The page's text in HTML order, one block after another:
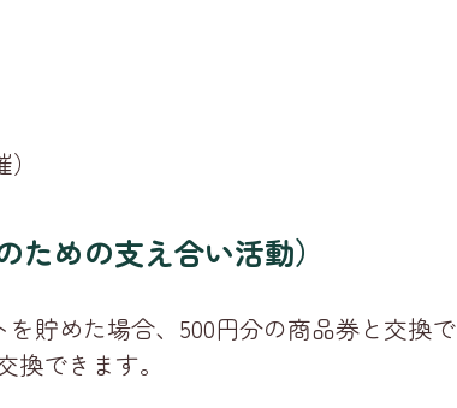
めの支え合い活動）
貯めた場合、500円分の商品券と交換で
換できます。